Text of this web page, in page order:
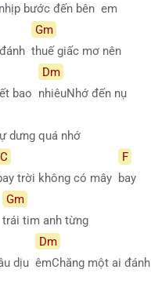
nhịp bước đến bên em
Gm
thuế giấc mơ nên
bao
Dm
nhiêuNhớ đến nụ
dưng quá nhớ
C
trời không có mây
F
bay
Gm
trái tim anh từng
dịu
Dm
êmChăng một ai đánh